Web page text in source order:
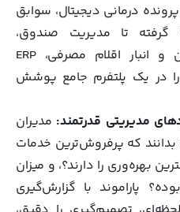
درمانی دیجیتال، سوابق
گرفته تا مدیریت صندوق،
حسابداری، حقوق کارکنان و انبار اقلام مصرفی، ERP
را در یک پلتفرم جامع پوشش
مدیریتی قدرتمند: مدیران
بدانند که پرفروش‌ترین خدمات
بهره‌وری را دارند؟، و میزان
پاراموند با گزارش‌گیری